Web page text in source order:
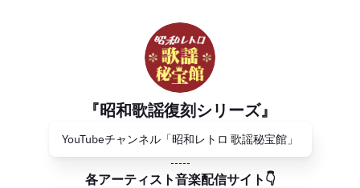
『昭和歌謡復刻シリーズ』
YouTubeチャンネル「昭和レトロ 歌謡秘宝館」
-----
各アーティスト音楽配信サイト👇